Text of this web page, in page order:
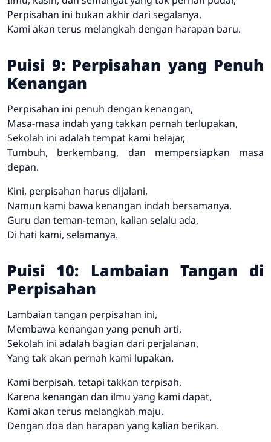
Perpisahan ini bukan akhir dari segalanya,
Kami akan terus melangkah dengan harapan baru.
Puisi 9: Perpisahan yang Penuh
Kenangan
Perpisahan ini penuh dengan kenangan,
Masa-masa indah yang takkan pernah terlupakan,
Sekolah ini adalah tempat kami belajar,
Tumbuh, berkembang, dan mempersiapkan masa
depan.
Kini, perpisahan harus dijalani,
Namun kami bawa kenangan indah bersamanya,
Guru dan teman-teman, kalian selalu ada,
Di hati kami, selamanya.
Puisi 10: Lambaian Tangan di
Perpisahan
Lambaian tangan perpisahan ini,
Membawa kenangan yang penuh arti,
Sekolah ini adalah bagian dari perjalanan,
Yang tak akan pernah kami lupakan.
Kami berpisah, tetapi takkan terpisah,
Karena kenangan dan ilmu yang kami dapat,
Kami akan terus melangkah maju,
Dengan doa dan harapan yang kalian berikan.